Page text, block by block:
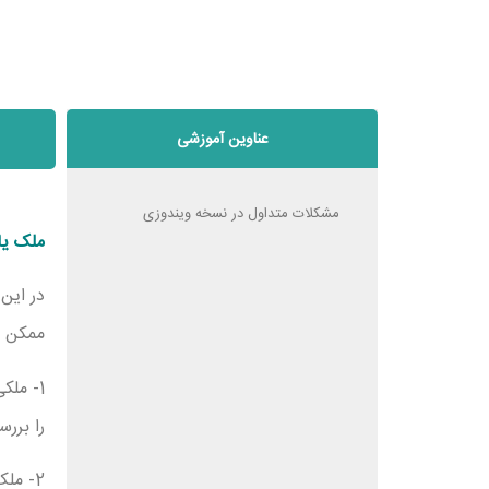
عناوین آموزشی
مشکلات متداول در نسخه ویندوزی
ملک
در
ممکن
1-
را
2-